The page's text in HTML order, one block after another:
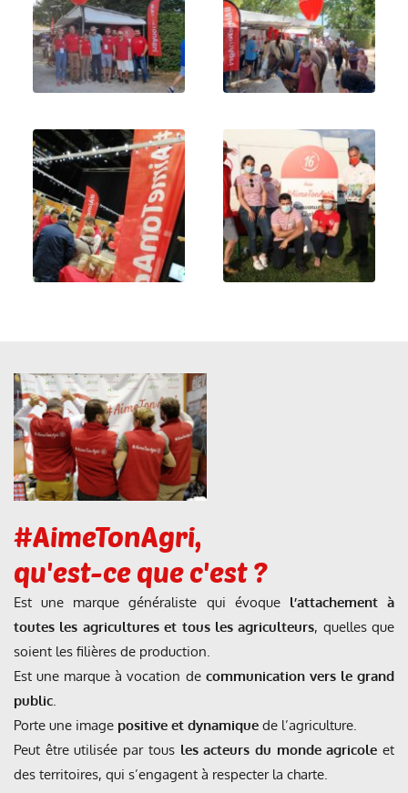
#AimeTonAgri,
qu'est-ce que c'est ?
Est une marque généraliste qui évoque l’attachement à
toutes les agricultures et tous les agriculteurs, quelles que
soient les filières de production.
Est une marque à vocation de communication vers le grand
public
Porte une image positive et dynamique de l’agriculture.
Peut être utilisée par tous les acteurs du monde agricole et
des territoires, qui s’engagent à respecter la charte.